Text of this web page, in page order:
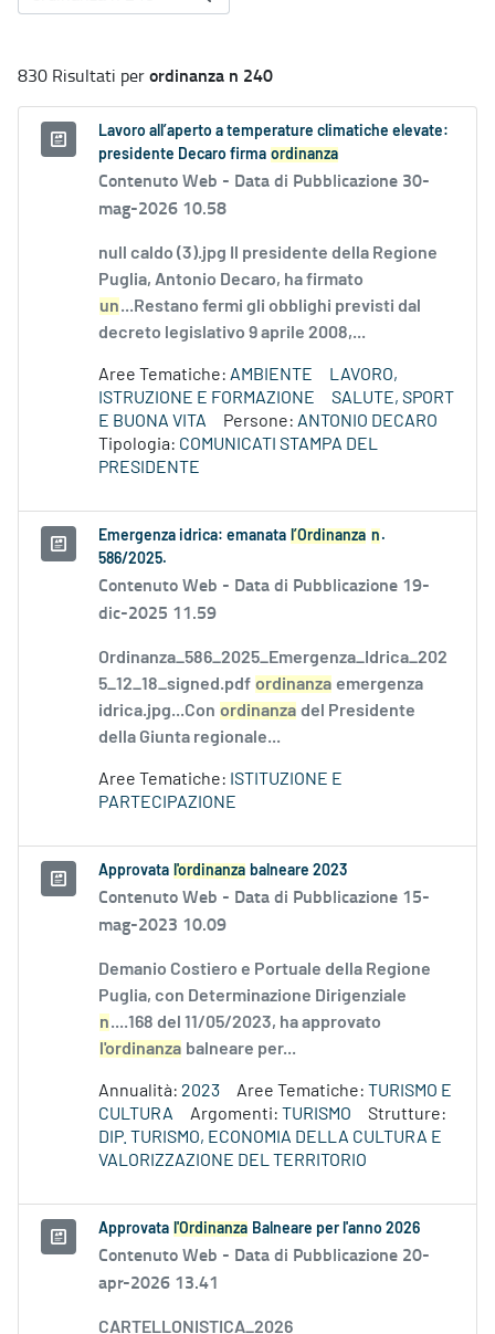
830 Risultati perordinanza n 240
Lavoro all’aperto a temperature climatiche elevate:
presidente Decaro firma ordinanza
Contenuto Web - Data di Pubblicazione 30-
mag-2026 10.58
null caldo (3).jpg Il presidente della Regione
Puglia, Antonio Decaro, ha firmato
un...Restano fermi gli obblighi previsti dal
decreto legislativo 9 aprile 2008,...
Aree Tematiche: AMBIENTE
LAVORO,
ISTRUZIONE E FORMAZIONE
SALUTE, SPORT
E BUONA VITA
Persone: ANTONIO DECARO
Tipologia: COMUNICATI STAMPA DEL
PRESIDENTE
Emergenza idrica: emanata l’Ordinanza n .
586/2025.
Contenuto Web - Data di Pubblicazione 19-
dic-2025 11.59
Ordinanza_586_2025_Emergenza_Idrica_202
5_12_18_signed.pdf ordinanza emergenza
idrica.jpg...Con ordinanza del Presidente
della Giunta regionale...
Aree Tematiche: ISTITUZIONE E
PARTECIPAZIONE
Approvata l'ordinanza balneare 2023
Contenuto Web - Data di Pubblicazione 15-
mag-2023 10.09
Demanio Costiero e Portuale della Regione
Puglia, con Determinazione Dirigenziale
n....168 del 11/05/2023, ha approvato
l'ordinanza balneare per...
Annualità: 2023 Aree Tematiche: TURISMO E
CULTURA
Argomenti: TURISMO
Strutture:
DIP. TURISMO, ECONOMIA DELLA CULTURA E
VALORIZZAZIONE DEL TERRITORIO
Approvata l'Ordinanza Balneare per l'anno 2026
Contenuto Web - Data di Pubblicazione 20-
apr-2026 13.41
CARTELLONISTICA_2026